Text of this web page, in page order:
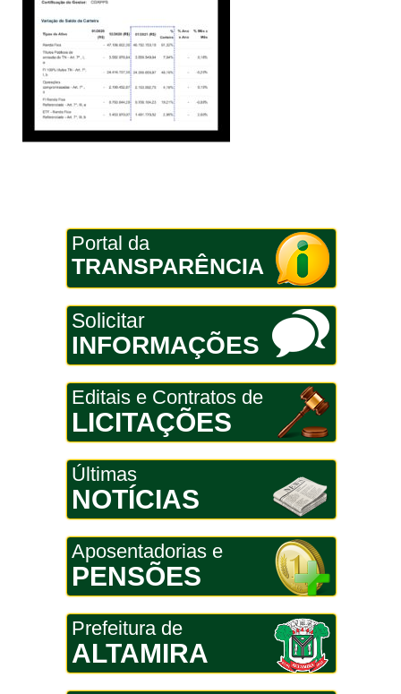
Portal da
TRANSPARÊNCIA
Solicitar
INFORMAÇÕES
Editais e Contratos de
LICITAÇÕES
Últimas
NOTÍCIAS
Aposentadorias e
PENSÕES
Prefeitura de
ALTAMIRA